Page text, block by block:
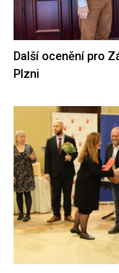
Další ocenění pro
Plzni